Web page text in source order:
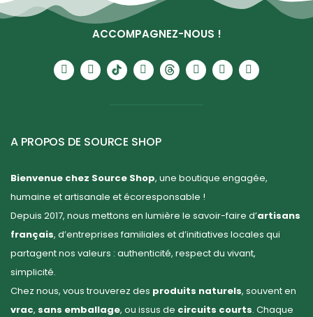
ACCOMPAGNEZ-NOUS !
A PROPOS DE SOURCE SHOP
Bienvenue chez Source Shop, une boutique engagée,
humaine et artisanale et écoresponsable !
Depuis 2017, nous mettons en lumière le savoir-faire d’artisans
français, d’entreprises familiales et d’initiatives locales qui
partagent nos valeurs : authenticité, respect du vivant,
simplicité.
Chez nous, vous trouverez des produits naturels, souvent en
vrac, sans emballage, ou issus de circuits courts. Chaque